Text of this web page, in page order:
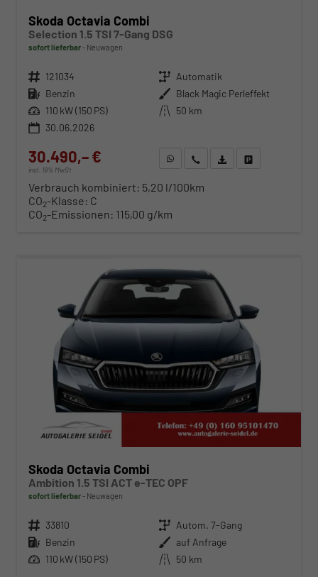
Skoda Octavia Combi
Selection 1.5 TSI 7-Gang DSG
sofort lieferbar Neuwagen
Fahrzeugnr. 121034 Getriebe Automatik
Kraftstoff Benzin Außenfarbe Black Magic Perleffekt
Leistung 110 kW (150 PS) Kilometerstand 50 km
30.06.2026
30.490,– €
incl. 19% MwSt.
WhatsApp anfragen
Wir rufen Sie anFahrzeugexposé (PDF)
Verbrauch kombiniert: 5,20 l/100km
CO2-Klasse: C
CO2-Emissionen: 115,00 g/km
Skoda Octavia Combi
Ambition 1.5 TSI ACT e-TEC OPF
sofort lieferbar Neuwagen
Fahrzeugnr. 33810 Getriebe Autom. 7-Gang
Kraftstoff Benzin Außenfarbe auf Anfrage
Leistung 110 kW (150 PS) Kilometerstand 50 km